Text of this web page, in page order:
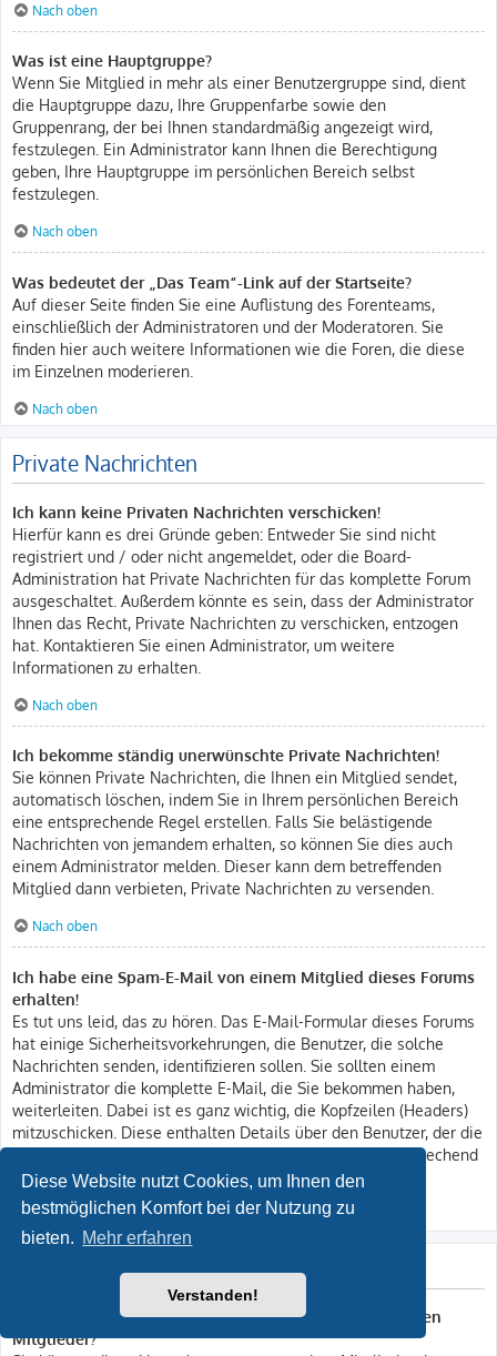
Diese Website nutzt Cookies, um Ihnen den
bestmöglichen Komfort bei der Nutzung zu
bieten. Mehr erfahren
Verstanden!
Nach oben
Was ist eine Hauptgruppe?
Wenn Sie Mitglied in mehr als einer Benutzergruppe sind, dient
die Hauptgruppe dazu, Ihre Gruppenfarbe sowie den
Gruppenrang, der bei Ihnen standardmäßig angezeigt wird,
festzulegen. Ein Administrator kann Ihnen die Berechtigung
geben, Ihre Hauptgruppe im persönlichen Bereich selbst
festzulegen.
Nach oben
Was bedeutet der „Das Team“-Link auf der Startseite?
Auf dieser Seite finden Sie eine Auflistung des Forenteams,
einschließlich der Administratoren und der Moderatoren. Sie
finden hier auch weitere Informationen wie die Foren, die diese
im Einzelnen moderieren.
Nach oben
Private Nachrichten
Ich kann keine Privaten Nachrichten verschicken!
Hierfür kann es drei Gründe geben: Entweder Sie sind nicht
registriert und / oder nicht angemeldet, oder die Board-
Administration hat Private Nachrichten für das komplette Forum
ausgeschaltet. Außerdem könnte es sein, dass der Administrator
Ihnen das Recht, Private Nachrichten zu verschicken, entzogen
hat. Kontaktieren Sie einen Administrator, um weitere
Informationen zu erhalten.
Nach oben
Ich bekomme ständig unerwünschte Private Nachrichten!
Sie können Private Nachrichten, die Ihnen ein Mitglied sendet,
automatisch löschen, indem Sie in Ihrem persönlichen Bereich
eine entsprechende Regel erstellen. Falls Sie belästigende
Nachrichten von jemandem erhalten, so können Sie dies auch
einem Administrator melden. Dieser kann dem betreffenden
Mitglied dann verbieten, Private Nachrichten zu versenden.
Nach oben
Ich habe eine Spam-E-Mail von einem Mitglied dieses Forums
erhalten!
Es tut uns leid, das zu hören. Das E-Mail-Formular dieses Forums
hat einige Sicherheitsvorkehrungen, die Benutzer, die solche
Nachrichten senden, identifizieren sollen. Sie sollten einem
Administrator die komplette E-Mail, die Sie bekommen haben,
weiterleiten. Dabei ist es ganz wichtig, die Kopfzeilen (Headers)
mitzuschicken. Diese enthalten Details über den Benutzer, der die
E-Mail verschickt hat. Der Administrator kann dann entsprechend
reagieren.
Nach oben
Freunde und ignorierte Mitglieder
Wozu benötige ich die Listen der Freunde und ignorierten
Mitglieder?